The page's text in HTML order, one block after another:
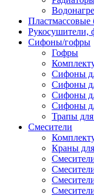
Пластмассовые
Рукосушители,
Сифоны/гофры
Гофры
Сифоны
Сифоны
Сифоны
Сифоны
Трапы
Смесители
Краны